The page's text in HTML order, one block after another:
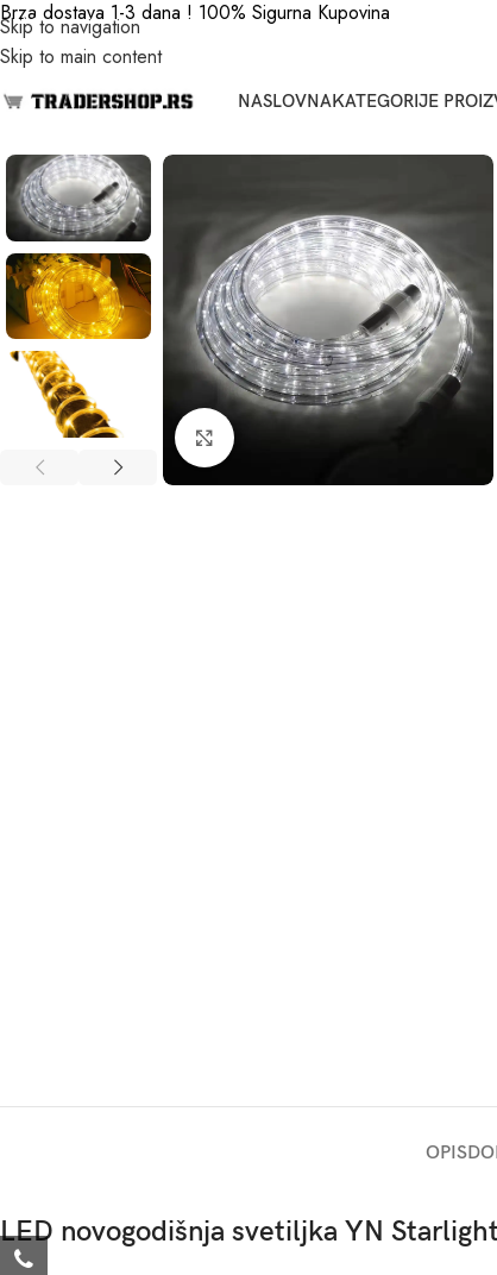
Skip to navigation
Skip to main content
Brza dostava 1-3 dana ! 100% Sigurna Kupovina
NASLOVNAKATEGORIJE
Click to enlarge
OPIS
LED novogodišnja svetiljka YN